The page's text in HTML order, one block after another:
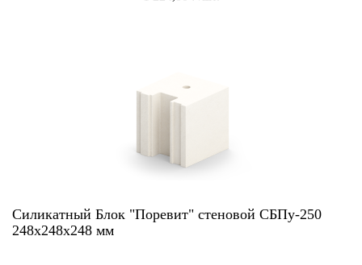
Силикатный Блок "Поревит" стеновой СБПу-250
248x248x248 мм